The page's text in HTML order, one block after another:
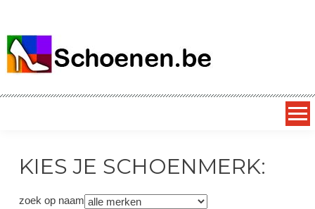
SCHOENEN.beexclusieve schoenmerken
KIES JE SCHOENMERK:
zoek op naam